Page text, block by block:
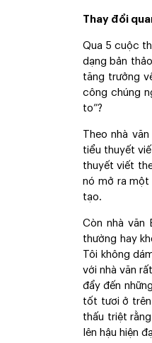
Thay đổi
Qua 5 cuộc
dạng bản
tăng trưởng
công chúng
to”?
Theo nhà
tiểu thuyết
thuyết viết
nó mở ra một
tạo.
Còn nhà văn
thường hay
Tôi không
với nhà văn
đẩy đến
tốt tươi ở trên
thấu triệt
lên hậu hiện